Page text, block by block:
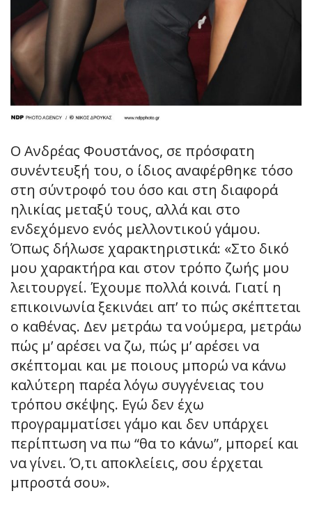
Ο Ανδρέας Φουστάνος, σε πρόσφατη
συνέντευξή του, ο ίδιος αναφέρθηκε τόσο
στη σύντροφό του όσο και στη διαφορά
ηλικίας μεταξύ τους, αλλά και στο
ενδεχόμενο ενός μελλοντικού γάμου.
Όπως δήλωσε χαρακτηριστικά: «Στο δικό
μου χαρακτήρα και στον τρόπο ζωής μου
λειτουργεί. Έχουμε πολλά κοινά. Γιατί η
επικοινωνία ξεκινάει απ’ το πώς σκέπτεται
ο καθένας. Δεν μετράω τα νούμερα, μετράω
πώς μ’ αρέσει να ζω, πώς μ’ αρέσει να
σκέπτομαι και με ποιους μπορώ να κάνω
καλύτερη παρέα λόγω συγγένειας του
τρόπου σκέψης. Εγώ δεν έχω
προγραμματίσει γάμο και δεν υπάρχει
περίπτωση να πω “θα το κάνω”, μπορεί και
να γίνει. Ό,τι αποκλείεις, σου έρχεται
μπροστά σου».